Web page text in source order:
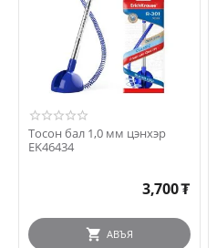
Тосон бал 1,0 мм цэнхэр
EK46434
3,700₮
АВЪЯ